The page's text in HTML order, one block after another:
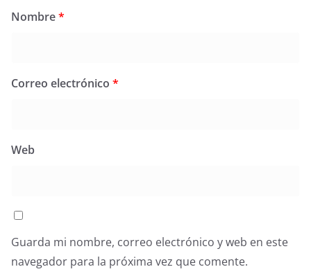
Nombre*
Correo electrónico *
Web
Guarda mi nombre, correo electrónico y web en este
navegador para la próxima vez que comente.